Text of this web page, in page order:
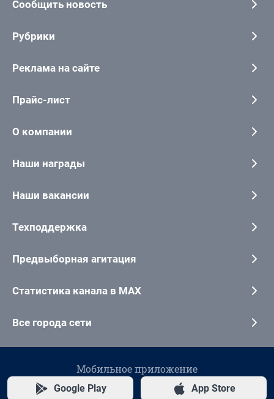
Сообщить новость
Рубрики
Реклама на сайте
Прайс-лист
О компании
Наши награды
Наши вакансии
Техподдержка
Предвыборная агитация
Статистика канала в MAX
Все города сети
Мобильное приложение
Google Play App Store